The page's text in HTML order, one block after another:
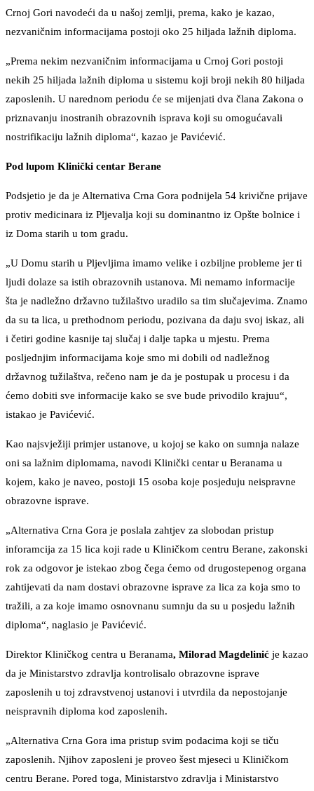
Crnoj Gori navodeći da u našoj zemlji, prema, kako je kazao,
nezvaničnim informacijama postoji oko 25 hiljada lažnih diploma.
„Prema nekim nezvaničnim informacijama u Crnoj Gori postoji
nekih 25 hiljada lažnih diploma u sistemu koji broji nekih 80 hiljada
zaposlenih. U narednom periodu će se mijenjati dva člana Zakona o
priznavanju inostranih obrazovnih isprava koji su omogućavali
nostrifikaciju lažnih diploma“, kazao je Pavićević.
Pod lupom Klinički centar Berane
Podsjetio je da je Alternativa Crna Gora podnijela 54 krivične prijave
protiv medicinara iz Pljevalja koji su dominantno iz Opšte bolnice i
iz Doma starih u tom gradu.
„U Domu starih u Pljevljima imamo velike i ozbiljne probleme jer ti
ljudi dolaze sa istih obrazovnih ustanova. Mi nemamo informacije
šta je nadležno državno tužilaštvo uradilo sa tim slučajevima. Znamo
da su ta lica, u prethodnom periodu, pozivana da daju svoj iskaz, ali
i četiri godine kasnije taj slučaj i dalje tapka u mjestu. Prema
posljednjim informacijama koje smo mi dobili od nadležnog
državnog tužilaštva, rečeno nam je da je postupak u procesu i da
ćemo dobiti sve informacije kako se sve bude privodilo krajuu“,
istakao je Pavićević.
Kao najsvježiji primjer ustanove, u kojoj se kako on sumnja nalaze
oni sa lažnim diplomama, navodi Klinički centar u Beranama u
kojem, kako je naveo, postoji 15 osoba koje posjeduju neispravne
obrazovne isprave.
„Alternativa Crna Gora je poslala zahtjev za slobodan pristup
inforamcija za 15 lica koji rade u Kliničkom centru Berane, zakonski
rok za odgovor je istekao zbog čega ćemo od drugostepenog organa
zahtijevati da nam dostavi obrazovne isprave za lica za koja smo to
tražili, a za koje imamo osnovnanu sumnju da su u posjedu lažnih
diploma“, naglasio je Pavićević.
Direktor Kliničkog centra u Beranama, Milorad Magdelinić je kazao
da je Ministarstvo zdravlja kontrolisalo obrazovne isprave
zaposlenih u toj zdravstvenoj ustanovi i utvrdila da nepostojanje
neispravnih diploma kod zaposlenih.
„Alternativa Crna Gora ima pristup svim podacima koji se tiču
zaposlenih. Njihov zaposleni je proveo šest mjeseci u Kliničkom
centru Berane. Pored toga, Ministarstvo zdravlja i Ministarstvo